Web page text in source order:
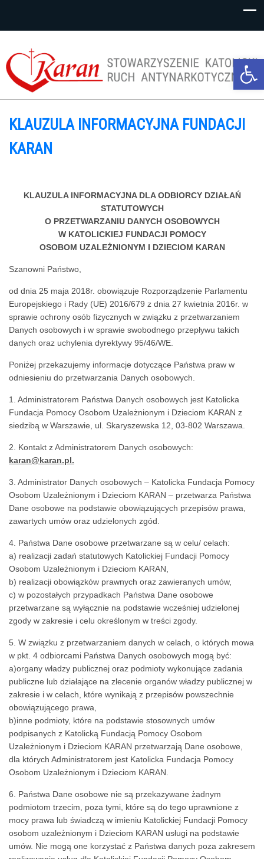
KLAUZULA INFORMACYJNA FUNDACJI
KARAN
KLAUZULA INFORMACYJNA DLA ODBIORCY DZIAŁAŃ
STATUTOWYCH
O PRZETWARZANIU DANYCH OSOBOWYCH
W KATOLICKIEJ FUNDACJI POMOCY
OSOBOM UZALEŻNIONYM I DZIECIOM KARAN
Szanowni Państwo,
od dnia 25 maja 2018r. obowiązuje Rozporządzenie Parlamentu
Europejskiego i Rady (UE) 2016/679 z dnia 27 kwietnia 2016r. w
sprawie ochrony osób fizycznych w związku z przetwarzaniem
Danych osobowych i w sprawie swobodnego przepływu takich
danych oraz uchylenia dyrektywy 95/46/WE.
Poniżej przekazujemy informacje dotyczące Państwa praw w
odniesieniu do przetwarzania Danych osobowych.
1. Administratorem Państwa Danych osobowych jest Katolicka
Fundacja Pomocy Osobom Uzależnionym i Dzieciom KARAN z
siedzibą w Warszawie, ul. Skaryszewska 12, 03-802 Warszawa.
2. Kontakt z Administratorem Danych osobowych:
karan@karan.pl.
3. Administrator Danych osobowych – Katolicka Fundacja Pomocy
Osobom Uzależnionym i Dzieciom KARAN – przetwarza Państwa
Dane osobowe na podstawie obowiązujących przepisów prawa,
zawartych umów oraz udzielonych zgód.
4. Państwa Dane osobowe przetwarzane są w celu/ celach:
a) realizacji zadań statutowych Katolickiej Fundacji Pomocy
Osobom Uzależnionym i Dzieciom KARAN,
b) realizacji obowiązków prawnych oraz zawieranych umów,
c) w pozostałych przypadkach Państwa Dane osobowe
przetwarzane są wyłącznie na podstawie wcześniej udzielonej
zgody w zakresie i celu określonym w treści zgody.
5. W związku z przetwarzaniem danych w celach, o których mowa
w pkt. 4 odbiorcami Państwa Danych osobowych mogą być:
a)organy władzy publicznej oraz podmioty wykonujące zadania
publiczne lub działające na zlecenie organów władzy publicznej w
zakresie i w celach, które wynikają z przepisów powszechnie
obowiązującego prawa,
b)inne podmioty, które na podstawie stosownych umów
podpisanych z Katolicką Fundacją Pomocy Osobom
Uzależnionym i Dzieciom KARAN przetwarzają Dane osobowe,
dla których Administratorem jest Katolicka Fundacja Pomocy
Osobom Uzależnionym i Dzieciom KARAN.
6. Państwa Dane osobowe nie są przekazywane żadnym
podmiotom trzecim, poza tymi, które są do tego uprawnione z
mocy prawa lub świadczą w imieniu Katolickiej Fundacji Pomocy
osobom uzależnionym i Dzieciom KARAN usługi na podstawie
umów. Nie mogą one korzystać z Państwa danych poza zakresem